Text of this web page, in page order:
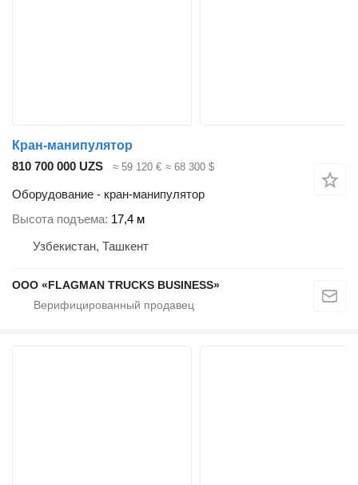
Кран-манипулятор
810 700 000 UZS
≈ 59 120 € ≈ 68 300 $
Оборудование - кран-манипулятор
Высота подъема 17,4 м
Узбекистан, Ташкент
ООО «FLAGMAN TRUCKS BUSINESS»